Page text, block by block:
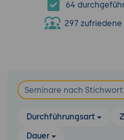
64
297
Durchführungsart
Dauer